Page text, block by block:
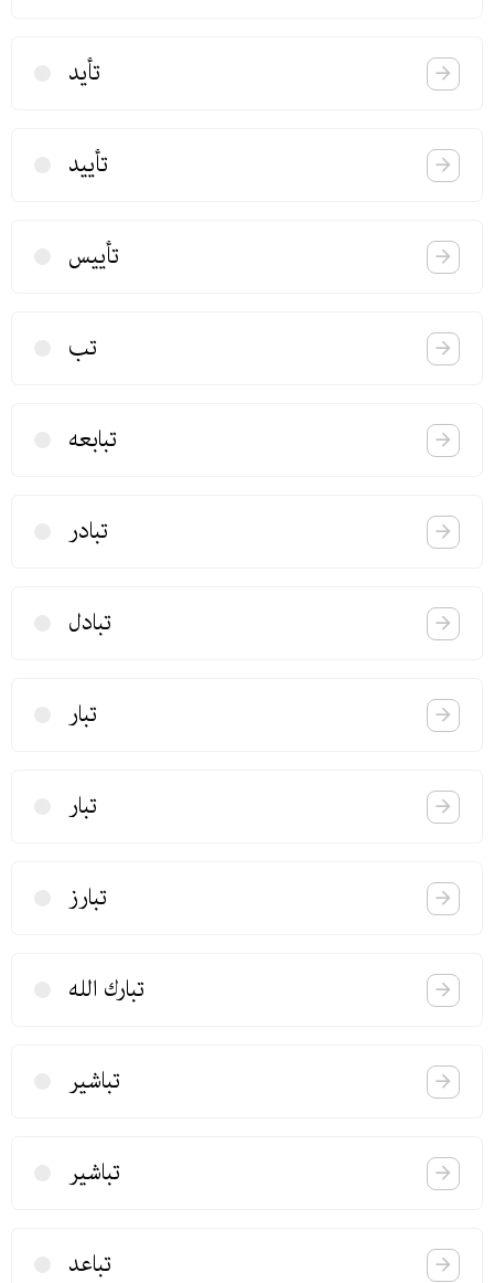
تأید
تأیید
تأییس
تب
تبابعه
تبادر
تبادل
تبار
تبار
تبارز
تبارك الله
تباشیر
تباشیر
تباعد